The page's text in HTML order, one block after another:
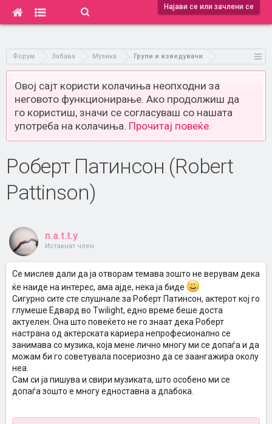
Најави се или зачлени се
Форум Забава Музика Групи и изведувачи
Овој сајт користи колачиња неопходни за
неговото функционирање. Ако продолжиш да
го користиш, значи се согласуваш со нашата
употреба на колачиња. Прочитај повеќе.
Роберт Патинсон (Robert
Pattinson)
n.a.t.t.y
Истакнат член
Се мислев дали да ја отворам темава зошто не верувам дека
ќе наиде на интерес, ама ајде, нека ја биде
Сигурно сите сте слушнале за Роберт Патинсон, актерот кој го
глумеше Едвард во Twilight, едно време беше доста
актуелен. Она што повеќето не го знаат дека Роберт
настрана од актерската кариера непрофесионално се
занимава со музика, која мене лично многу ми се допаѓа и да
можам би го советувала посериозно да се заангажира околу
неа.
Сам си ја пишува и свири музиката, што особено ми се
допаѓа зошто е многу едноставна а длабока.